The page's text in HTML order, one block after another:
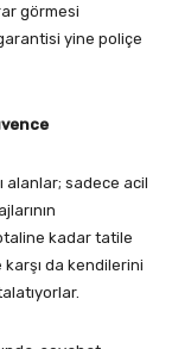
görmesi
yine poliçe
alanlar; sadece acil
kadar tatile
da kendilerini